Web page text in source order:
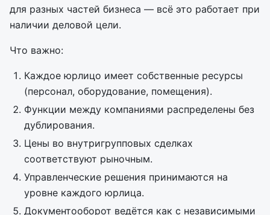
для разных частей бизнеса — всё это работает при
наличии деловой цели.
Что важно:
Каждое юрлицо имеет собственные ресурсы
(персонал, оборудование, помещения).
Функции между компаниями распределены без
дублирования.
Цены во внутригрупповых сделках
соответствуют рыночным.
Управленческие решения принимаются на
уровне каждого юрлица.
Документооборот ведётся как с независимыми